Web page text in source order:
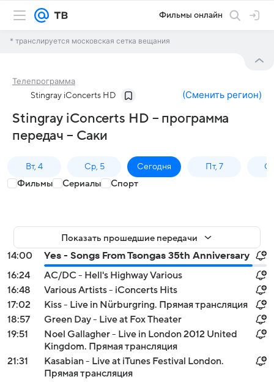
Фильмы онлайн
* транслируется московская сетка вещания
Телепрограмма
Stingray iConcerts HD (Сменить регион)
Stingray iConcerts HD – программа
передач – Саки
Вт, 4 Ср, 5 Сегодня Пт, 7
Фильмы Сериалы Спорт
Показать прошедшие передачи
14:00
Yes - Songs From Tsongas 35th Anniversary
16:24
AC/DC - Hell's Highway Various
16:48
Various Artists - iConcerts Hits
17:02
Kiss - Live in Nürburgring. Прямая трансляция
18:57
Green Day - Live at Fox Theater
19:51
Noel Gallagher - Live in London 2012 United
Kingdom. Прямая трансляция
21:31
Kasabian - Live at iTunes Festival London.
Прямая трансляция